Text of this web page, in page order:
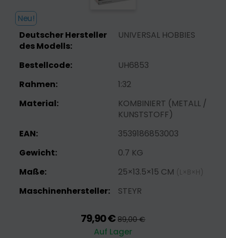
Neu!
Deutscher Hersteller
des Modells:
UNIVERSAL HOBBIES
Bestellcode:
UH6853
Rahmen:
1:32
Material:
KOMBINIERT (METALL /
KUNSTSTOFF)
EAN:
3539186853003
Gewicht:
0.7 KG
Maße:
25×13.5×15 CM (L×B×H)
Maschinenhersteller: STEYR
79,90 € 89,00 €
Auf Lager